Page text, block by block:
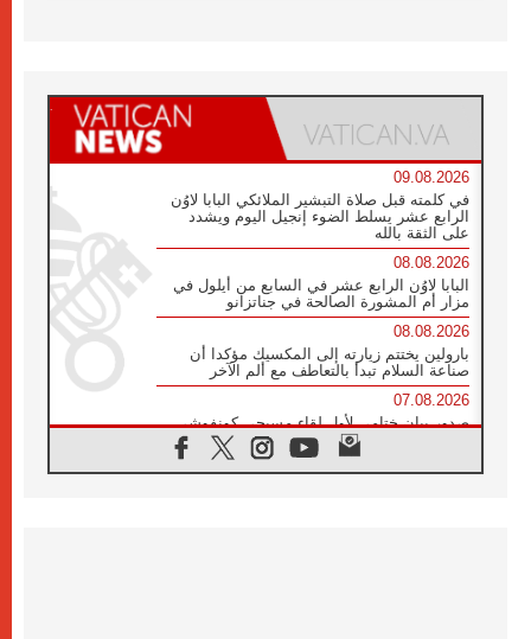
09.08.2026
في كلمته قبل صلاة التبشير الملائكي البابا لاوُن
الرابع عشر يسلط الضوء إنجيل اليوم ويشدد
على الثقة بالله
08.08.2026
البابا لاوُن الرابع عشر في السابع من أيلول في
مزار أم المشورة الصالحة في جناتزانو
08.08.2026
بارولين يختتم زيارته إلى المكسيك مؤكدا أن
صناعة السلام تبدأ بالتعاطف مع ألم الآخر
07.08.2026
صدور بيان ختامي لأول لقاء مسيحي كونفوشي
بمشاركة الدائرة الفاتيكانية للحوار بين الأديان
07.08.2026